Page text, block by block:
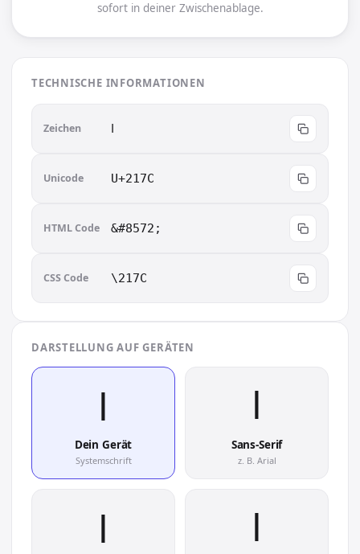
sofort in deiner Zwischenablage.
TECHNISCHE INFORMATIONEN
Zeichen ⅼ︎
Unicode U+217C
HTML Code &#8572;
CSS Code \217C
DARSTELLUNG AUF GERÄTEN
ⅼ︎
Dein Gerät
Systemschrift
Sans-Serif
z. B. Arial
ⅼ︎